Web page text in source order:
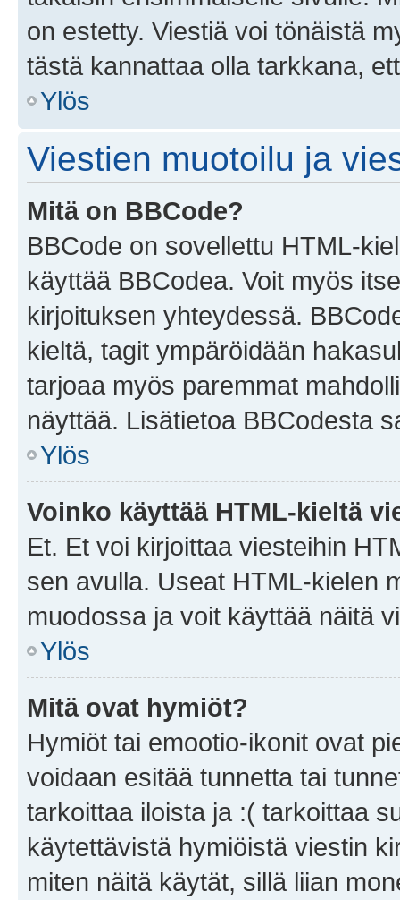
on estetty. Viestiä voi tönäistä
tästä kannattaa olla tarkkana,
Ylös
Viestien muotoilu ja
Mitä on BBCode?
BBCode on sovellettu HTML-
käyttää BBCodea. Voit myös
kirjoituksen yhteydessä.
kieltä, tagit ympäröidään
tarjoaa myös paremmat
näyttää. Lisätietoa BBCodesta
Ylös
Voinko käyttää HTML-kieltä
Et. Et voi kirjoittaa viesteihin
sen avulla. Useat HTML-kielen
muodossa ja voit käyttää näitä
Ylös
Mitä ovat hymiöt?
Hymiöt tai emootio-ikonit ovat
voidaan esitää tunnetta tai
tarkoittaa iloista ja :( tarkoittaa
käytettävistä hymiöistä viestin
miten näitä käytät, sillä liian